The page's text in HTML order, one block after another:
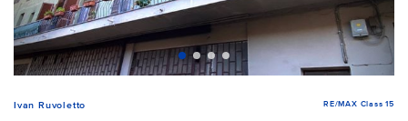
Ivan Ruvoletto RE/MAX Class 15